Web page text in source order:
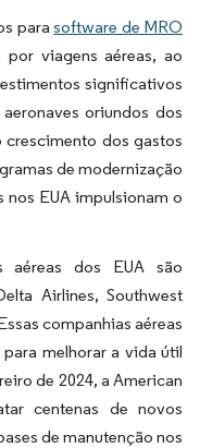
parasoftware de MRO
viagens aéreas, ao
significativos
oriundos dos
dos gastos
de modernização
nos EUA impulsionam o
aéreas dos EUA são
Airlines, Southwest
companhias aéreas
melhorar a vida útil
de 2024, a American
centenas de novos
de manutenção nos